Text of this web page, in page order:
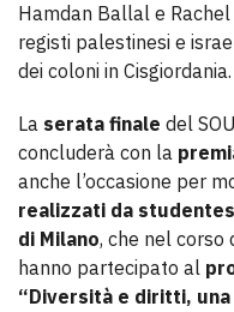
Hamdan Ballal e
registi palestinesi e
dei coloni in Cisgiordania.
La serata finale del
concluderà con la
anche l’occasione per
realizzati da
di Milano, che nel
hanno partecipato al
“Diversità e diritti,